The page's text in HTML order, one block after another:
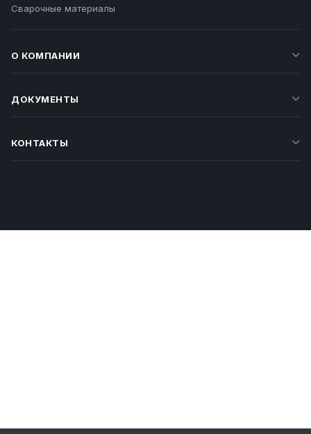
Сварочные материалы
О КОМПАНИИ
ДОКУМЕНТЫ
КОНТАКТЫ